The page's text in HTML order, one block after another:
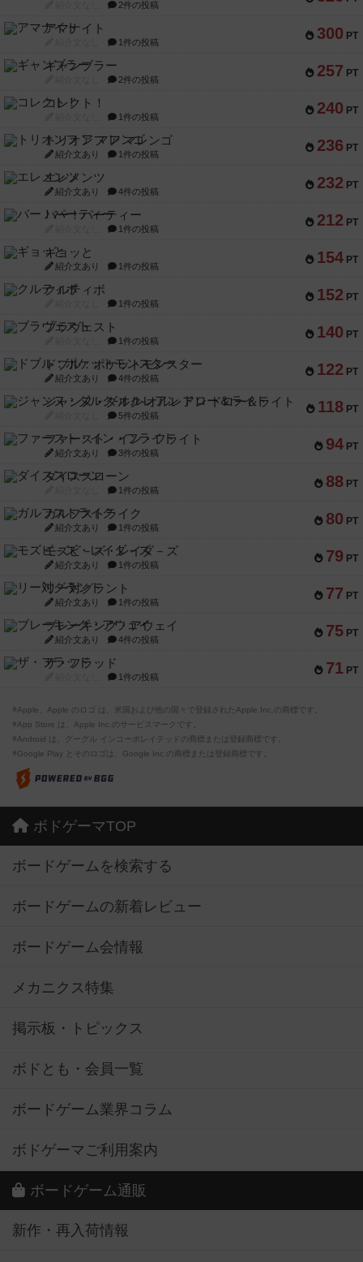
2件の投稿
300 PT
アマナイト
1件の投稿
257 PT
ギャンブラー
2件の投稿
240 PT
コレクト！
1件の投稿
236 PT
トリオンフ ア マレンゴ
紹介文あり 1件の投稿
232 PT
エレメンツ
紹介文あり 4件の投稿
212 PT
バー！パーティー
1件の投稿
154 PT
ギョッと
紹介文あり 1件の投稿
152 PT
クルティボ
1件の投稿
140 PT
ブラヴェスト
1件の投稿
122 PT
ドブル：ポケットモンスター
紹介文あり 4件の投稿
118 PT
ジャンヌ・ダルク-オルレアン ドロー＆ライト
5件の投稿
94 PT
ファースト・イン・フライト
紹介文あり 3件の投稿
88 PT
ダイススローン
1件の投稿
80 PT
ガルフストライク
紹介文あり 1件の投稿
79 PT
モズビ－ズ・レイダ－ズ
紹介文あり 1件の投稿
77 PT
リー対グラント
紹介文あり 1件の投稿
75 PT
ブレーキング・アウェイ
紹介文あり 4件の投稿
71 PT
ザ・フラッド
1件の投稿
※Apple、Apple のロゴ は、米国および他の国々で登録されたApple Inc.の商標です。
※App Store は、Apple Inc.のサービスマークです。
※Android は、グーグル インコーポレイテッドの商標または登録商標です。
※Google Play とそのロゴは、Google Inc.の商標または登録商標です。
ボドゲーマTOP
ボードゲームを検索する
ボードゲームの新着レビュー
ボードゲーム会情報
メカニクス特集
掲示板・トピックス
ボドとも・会員一覧
ボードゲーム業界コラム
ボドゲーマご利用案内
ボードゲーム通販
新作・再入荷情報